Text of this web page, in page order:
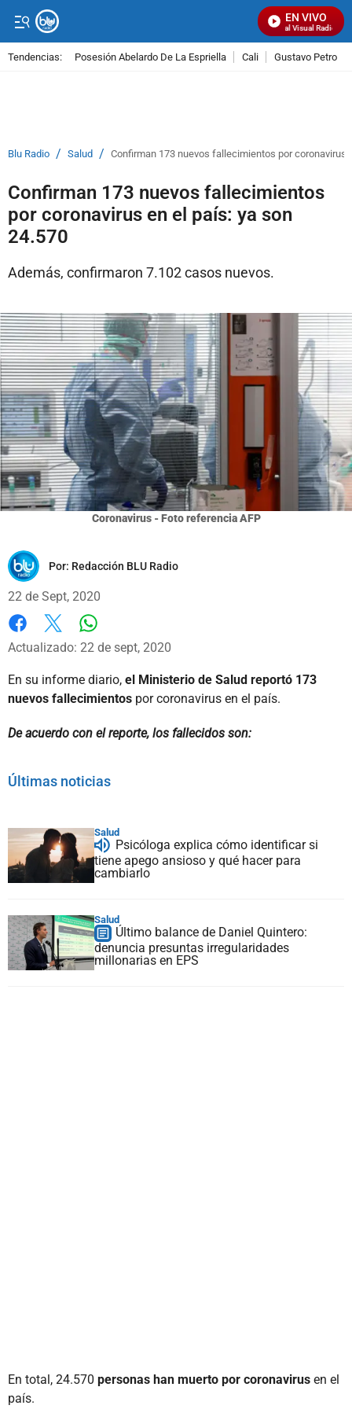
EN VIVO
Señal Visual Radio
Tendencias: Posesión Abelardo De La Espriella Cali Gustavo Petro
Blu Radio / Salud / Confirman 173 nuevos fallecimientos por coronavirus
Confirman 173 nuevos fallecimientos
por coronavirus en el país: ya son
24.570
Además, confirmaron 7.102 casos nuevos.
Coronavirus - Foto referencia AFP
Por: Redacción BLU Radio
22 de Sept, 2020
Facebook
X
Actualizado: 22 de sept, 2020
En su informe diario, el Ministerio de Salud reportó 173
nuevos fallecimientos por coronavirus en el país.
De acuerdo con el reporte, los fallecidos son:
Últimas noticias
Salud
Psicóloga explica cómo identificar si
tiene apego ansioso y qué hacer para
cambiarlo
Salud
Último balance de Daniel Quintero:
denuncia presuntas irregularidades
millonarias en EPS
En total, 24.570 personas han muerto por coronavirus en el
país.